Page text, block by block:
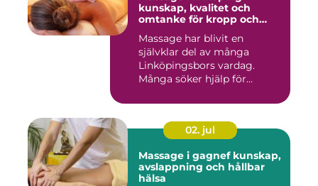
kunskap, kvalitet och
omtanke för kropp och
Massage har blivit en
självklar del av många
Linköpingsbors vardag.
Många söker hjälp för
02. jul
Massage i gagnef kunskap,
avslappning och hållbar
hälsa